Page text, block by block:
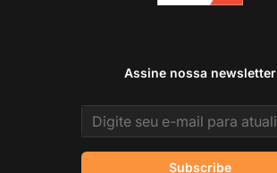
Assine nossa newsletter
Email address
Subscribe